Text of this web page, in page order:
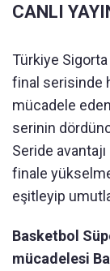
CANLI
Türkiye
final serisinde
mücadele
serinin
Seride
finale
eşitleyip
Basketbol
mücadelesi